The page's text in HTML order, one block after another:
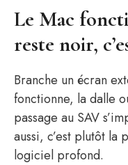
Le Mac
reste noir,
Branche un écran
fonctionne, la dalle
passage au SAV
aussi, c’est plutôt la
logiciel profond.